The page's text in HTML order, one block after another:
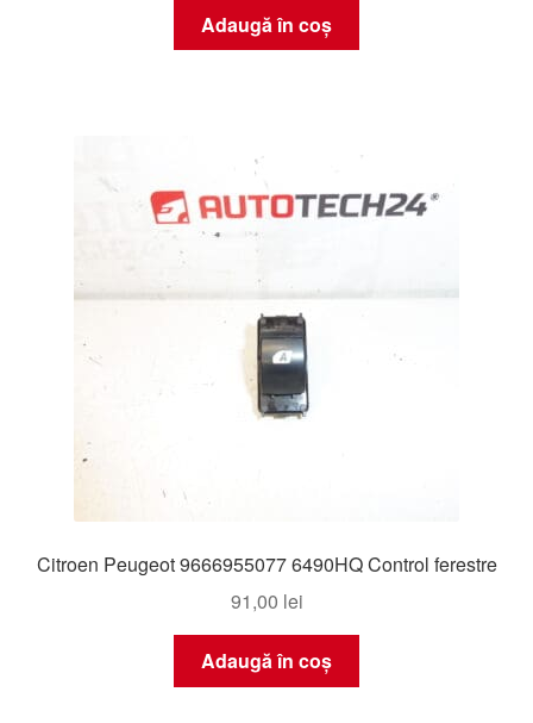
Adaugă în coș
Citroen Peugeot 9666955077 6490HQ Control ferestre
91,00 lei
Adaugă în coș